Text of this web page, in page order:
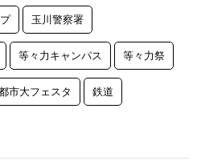
玉川警察署
等々力キャンパス 等々力祭
市大フェスタ 鉄道